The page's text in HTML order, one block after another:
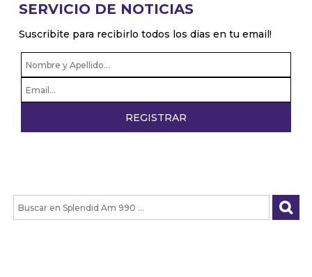
SERVICIO DE NOTICIAS
Suscribite para recibirlo todos los dias en tu email!